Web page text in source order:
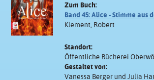
Zum Buch:
Band 45: Alice - Stimme aus
Klement, Robert
Standort:
Öffentliche Bücherei
Gestaltet von:
Vanessa Berger und Julia